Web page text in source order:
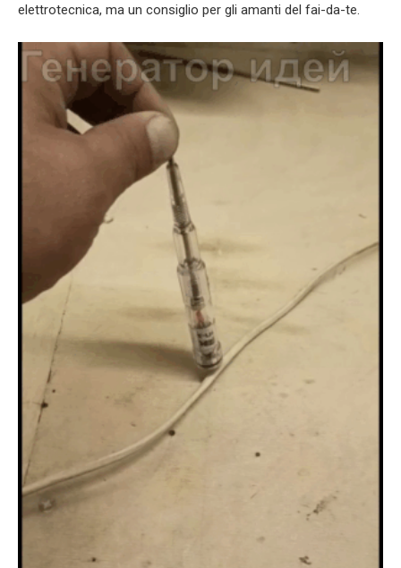
elettrotecnica, ma un consiglio per gli amanti del fai-da-te.